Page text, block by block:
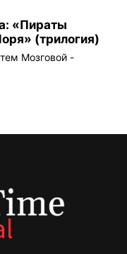
«Пираты
(трилогия)
Мозговой -